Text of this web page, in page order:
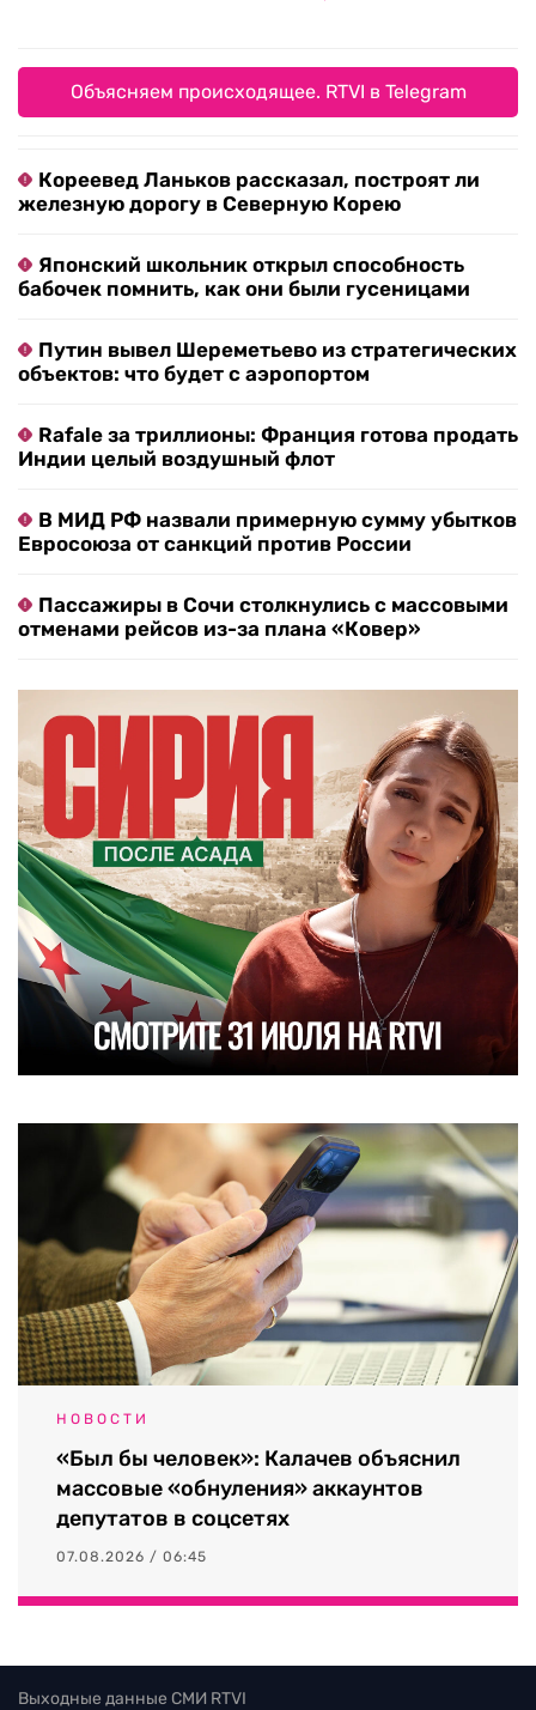
Объясняем происходящее. RTVI в Telegram
Кореевед Ланьков рассказал, построят ли
железную дорогу в Северную Корею
Японский школьник открыл способность
бабочек помнить, как они были гусеницами
Путин вывел Шереметьево из стратегических
объектов: что будет с аэропортом
Rafale за триллионы: Франция готова продать
Индии целый воздушный флот
В МИД РФ назвали примерную сумму убытков
Евросоюза от санкций против России
Пассажиры в Сочи столкнулись с массовыми
отменами рейсов из-за плана «Ковер»
НОВОСТИ
«Был бы человек»: Калачев объяснил
массовые «обнуления» аккаунтов
депутатов в соцсетях
07.08.2026 / 06:45
Выходные данные СМИ RTVI